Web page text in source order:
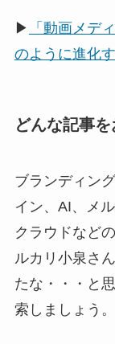
▶
「動画メデ
のように進化
どんな記事
ブランディン
イン、AI、メ
クラウドなど
ルカリ小泉さ
たな・・・と
索しましょう。